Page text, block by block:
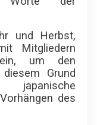
und Herbst,
Mitgliedern
um den
Grund
des